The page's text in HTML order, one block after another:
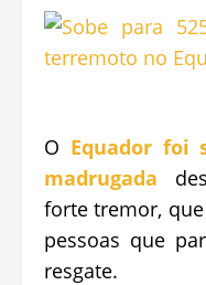
O Equador foi
madrugada
forte tremor,
pessoas que
resgate.